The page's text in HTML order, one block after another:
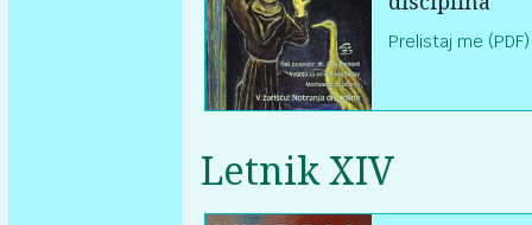
Prelistaj me (PDF)
Letnik XIV